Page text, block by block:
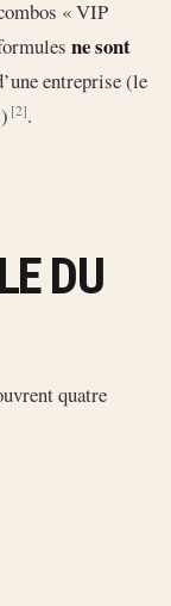
« VIP
ne sont
entreprise (le
[2].
DU
quatre